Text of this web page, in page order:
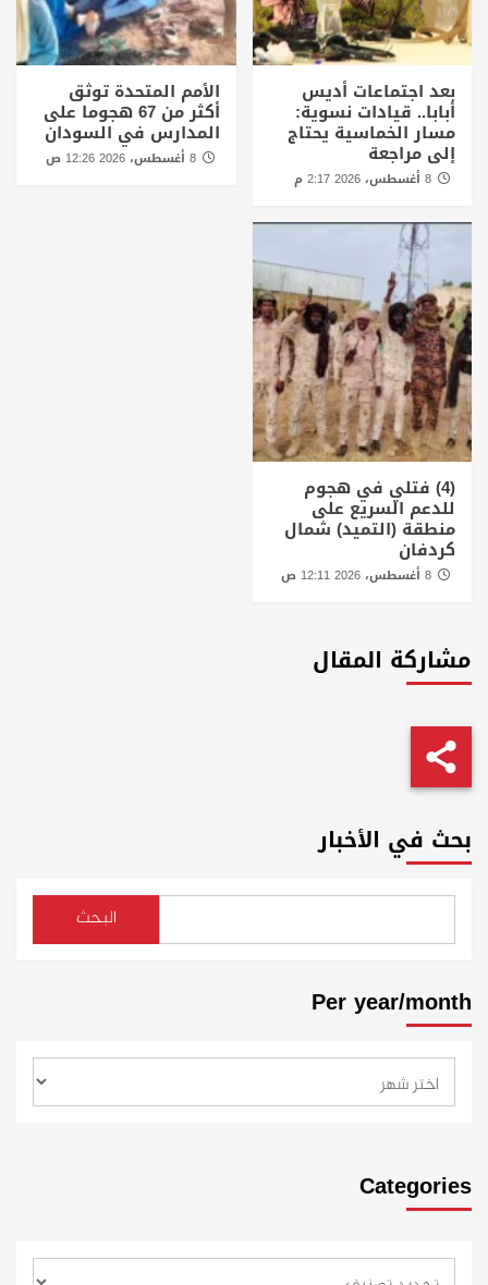
بعد اجتماعات أديس
أبابا.. قيادات نسوية:
مسار الخماسية يحتاج
إلى مراجعة
الأمم المتحدة توثق
أكثر من 67 هجوما على
المدارس في السودان
8 أغسطس، 2026 12:26 ص
(4) فتلي في هجوم
للدعم السريع على
منطقة (التميد) شمال
كردفان
مشاركة المقال
بحث في الأخبار
البحث
Per year/month
Categories